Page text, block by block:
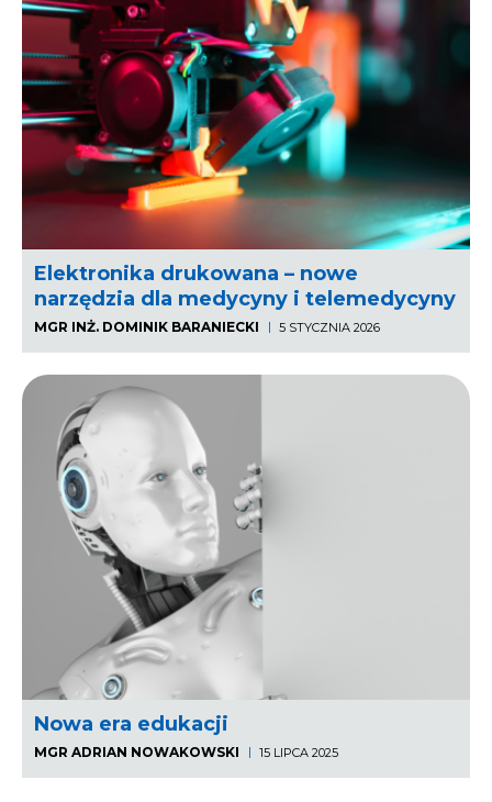
Elektronika drukowana – nowe
narzędzia dla medycyny i telemedycyny
MGR INŻ. DOMINIK BARANIECKI 5 STYCZNIA 2026
Nowa era edukacji
MGR ADRIAN NOWAKOWSKI 15 LIPCA 2025